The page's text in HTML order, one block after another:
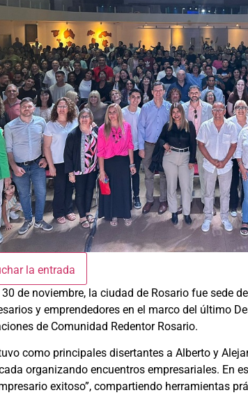
la entrada
de noviembre, la ciudad de Rosario fue sede
y emprendedores en el marco del último
de Comunidad Redentor Rosario.
como principales disertantes a Alberto y
organizando encuentros empresariales. En
exitoso”, compartiendo herramientas